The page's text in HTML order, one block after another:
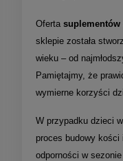
Oferta suplementów
sklepie została
wieku – od
Pamiętajmy, że
wymierne korzyści
W przypadku dzieci
proces budowy kości
odporności w